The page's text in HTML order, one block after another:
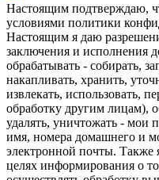
Настоящим подтверждаю,
условиями политики
Настоящим я даю
заключения и исполнения
обрабатывать - собирать,
накапливать, хранить,
извлекать, использовать,
обработку другим лицам),
удалять, уничтожать - мои
имя, номера домашнего и
электронной почты.
целях информирования о